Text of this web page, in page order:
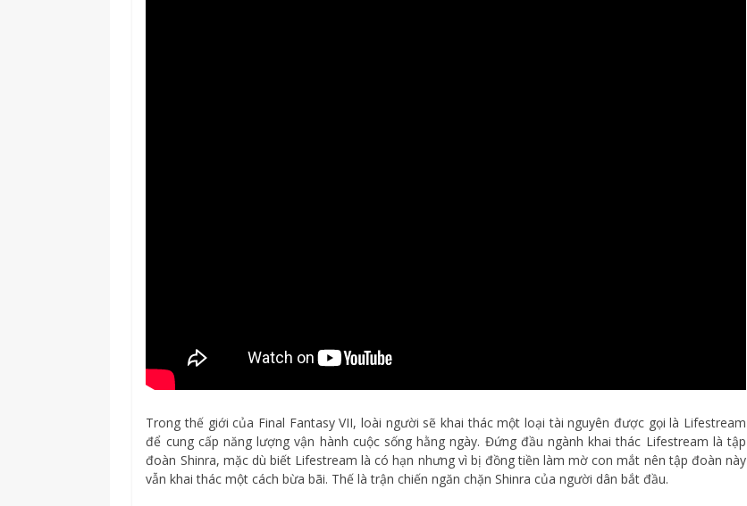
Trong thế giới của Final Fantasy VII, loài người sẽ khai thác một loại tài nguyên được gọi là Lifestream
để cung cấp năng lượng vận hành cuộc sống hằng ngày. Đứng đầu ngành khai thác Lifestream là tập
đoàn Shinra, mặc dù biết Lifestream là có hạn nhưng vì bị đồng tiền làm mờ con mắt nên tập đoàn này
vẫn khai thác một cách bừa bãi. Thế là trận chiến ngăn chặn Shinra của người dân bắt đầu.